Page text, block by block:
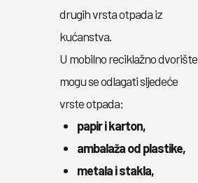
drugih vrsta otpada iz
kućanstva.
U mobilno reciklažno dvorište
mogu se odlagati sljedeće
vrste otpada:
papir i karton,
ambalaža od plastike,
metala i stakla,